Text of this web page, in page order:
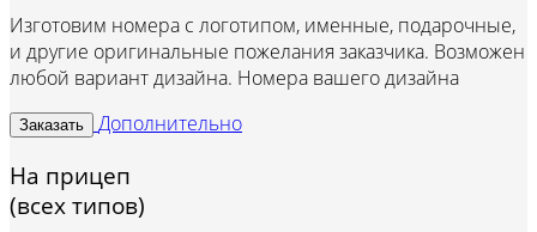
Изготовим номера с логотипом, именные, подарочные,
и другие оригинальные пожелания заказчика. Возможен
любой вариант дизайна. Номера вашего дизайна
Заказать Дополнительно
На прицеп
(всех типов)